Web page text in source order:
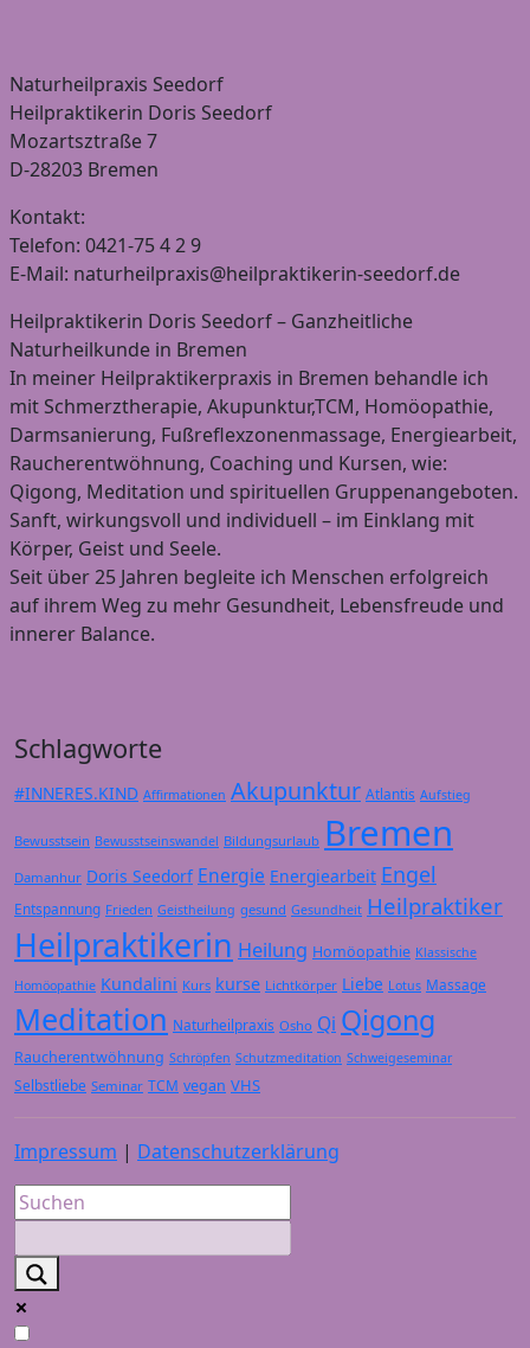
Naturheilpraxis Seedorf
Heilpraktikerin Doris Seedorf
Mozartsztraße 7
D-28203 Bremen
Kontakt:
Telefon: 0421-75 4 2 9
E-Mail: naturheilpraxis@heilpraktikerin-seedorf.de
Heilpraktikerin Doris Seedorf – Ganzheitliche
Naturheilkunde in Bremen
In meiner Heilpraktikerpraxis in Bremen behandle ich
mit Schmerztherapie, Akupunktur,TCM, Homöopathie,
Darmsanierung, Fußreflexzonenmassage, Energiearbeit,
Raucherentwöhnung, Coaching und Kursen, wie:
Qigong, Meditation und spirituellen Gruppenangeboten.
Sanft, wirkungsvoll und individuell – im Einklang mit
Körper, Geist und Seele.
Seit über 25 Jahren begleite ich Menschen erfolgreich
auf ihrem Weg zu mehr Gesundheit, Lebensfreude und
innerer Balance.
Schlagworte
#INNERES.KIND Affirmationen Akupunktur Atlantis Aufstieg
Bewusstsein Bewusstseinswandel Bildungsurlaub Bremen
Damanhur Doris Seedorf Energie Energiearbeit Engel
Entspannung Frieden Geistheilung gesund Gesundheit Heilpraktiker
Heilpraktikerin Heilung Homöopathie Klassische
Homöopathie Kundalini Kurs kurse Lichtkörper Liebe Lotus Massage
Meditation Naturheilpraxis Osho Qi Qigong
Raucherentwöhnung Schröpfen Schutzmeditation Schweigeseminar
Selbstliebe Seminar TCM vegan VHS
Impressum | Datenschutzerklärung